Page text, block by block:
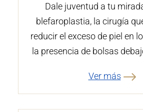
Dale juventud a tu
blefaroplastia, la cirugía
reducir el exceso de piel en
la presencia de bolsas
Ver más